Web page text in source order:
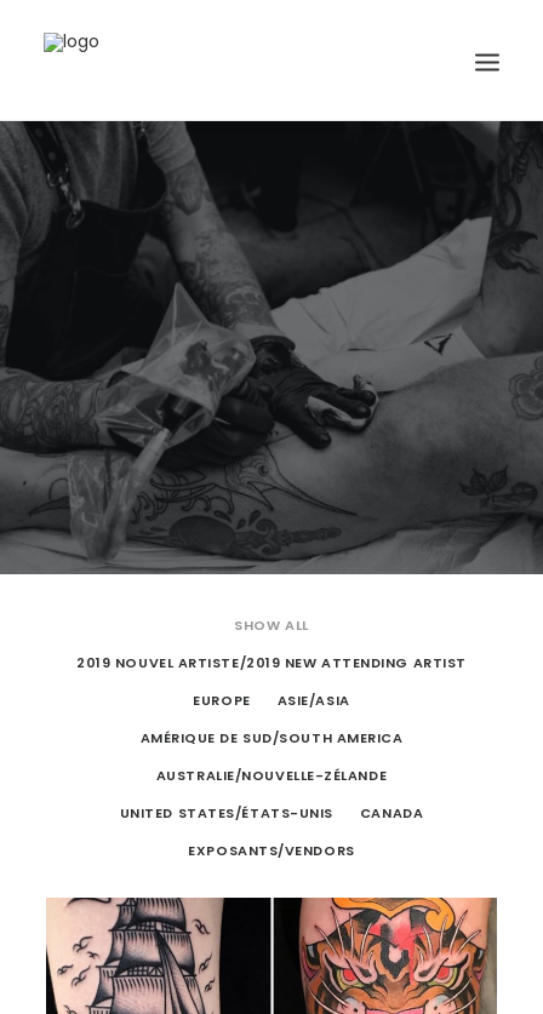
Search
SHOW ALL
2019 NOUVEL ARTISTE/2019 NEW ATTENDING ARTIST
EUROPE
ASIE/ASIA
AMÉRIQUE DE SUD/SOUTH AMERICA
AUSTRALIE/NOUVELLE-ZÉLANDE
UNITED STATES/ÉTATS-UNIS
CANADA
EXPOSANTS/VENDORS